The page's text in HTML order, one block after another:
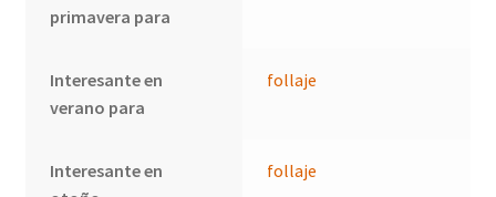
primavera para
Interesante en
verano para
follaje
Interesante en
follaje